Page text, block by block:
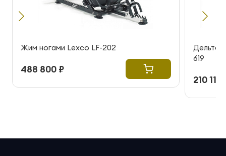
Жим ногами Lexco LF-202
488 800 ₽
619
210 115